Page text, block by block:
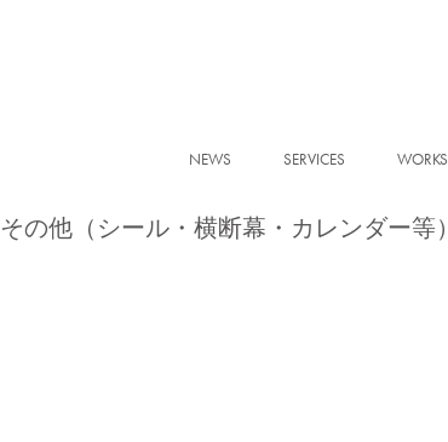
NEWS SERVICES WORKS
その他（シール・横断幕・カレンダー等）